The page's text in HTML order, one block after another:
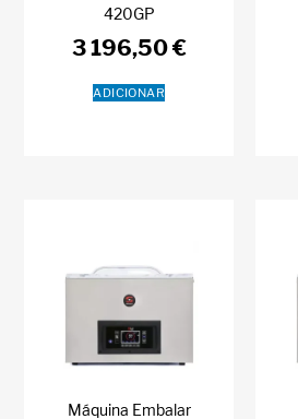
420GP
3 196,50€
ADICIONAR
Máquina Embalar